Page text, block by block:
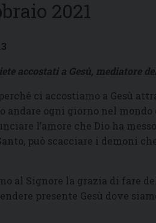
2021
accostati a Gesù, mediatore
ci accostiamo a Gesù
andare ogni giorno nel
l’amore che Dio ha
può scacciare i demoni
al Signore la grazia di fare
presente Gesù dove